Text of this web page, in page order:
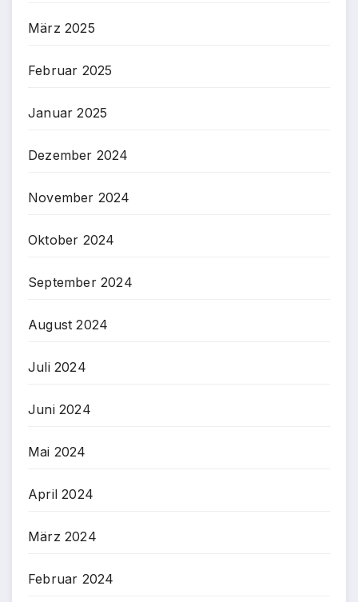
März 2025
Februar 2025
Januar 2025
Dezember 2024
November 2024
Oktober 2024
September 2024
August 2024
Juli 2024
Juni 2024
Mai 2024
April 2024
März 2024
Februar 2024